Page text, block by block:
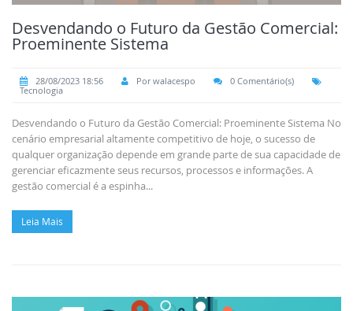
Desvendando o Futuro da Gestão Comercial:
Proeminente Sistema
28/08/2023 18:56 Por walacespo
0 Comentário(s)
Tecnologia
Desvendando o Futuro da Gestão Comercial: Proeminente Sistema No
cenário empresarial altamente competitivo de hoje, o sucesso de
qualquer organização depende em grande parte de sua capacidade de
gerenciar eficazmente seus recursos, processos e informações. A
gestão comercial é a espinha...
Leia Mais